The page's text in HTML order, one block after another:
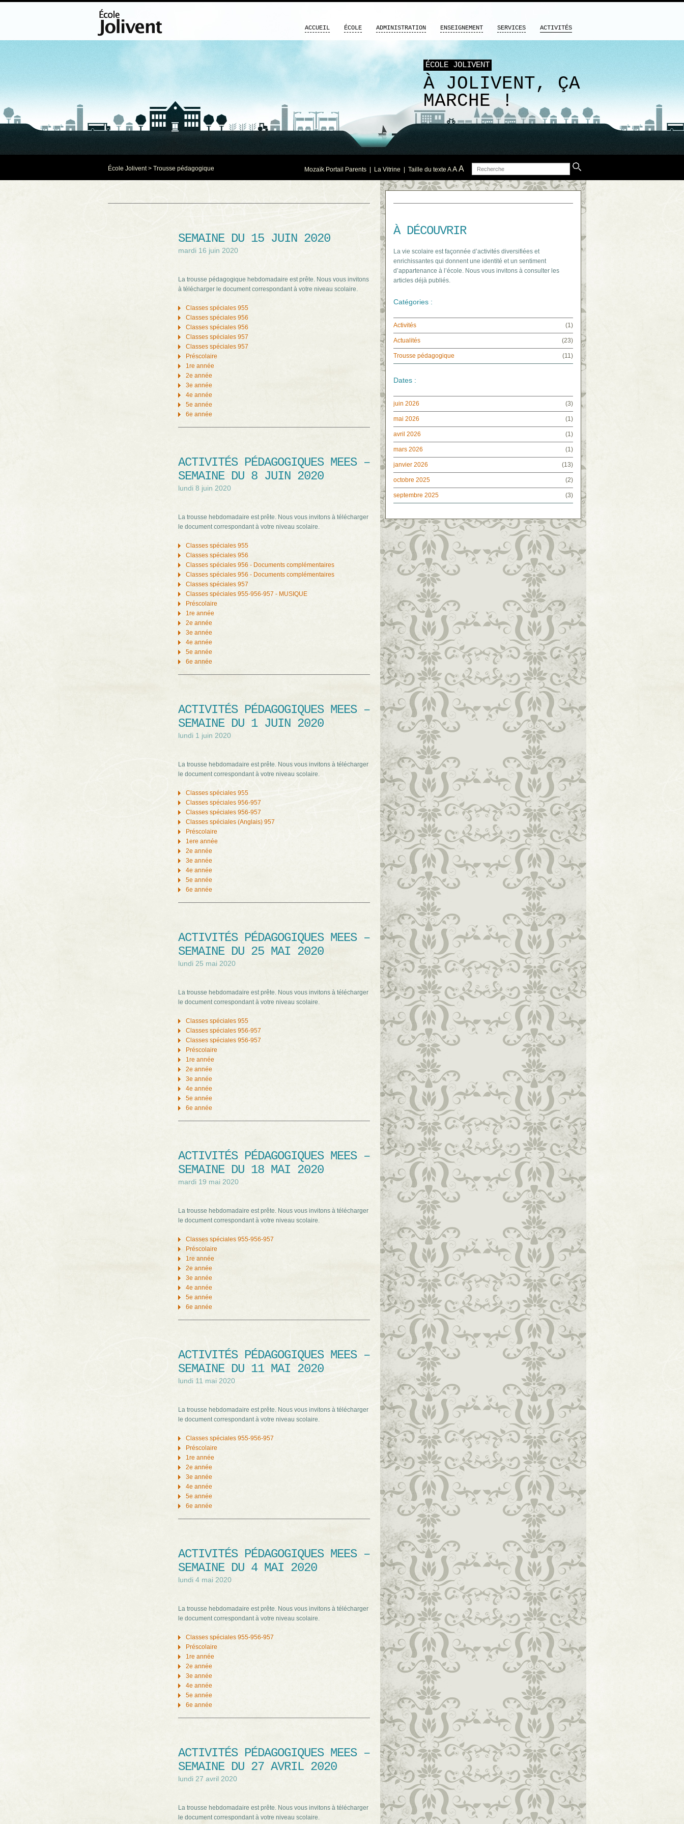
ÉCOLE JOLIVENT
À JOLIVENT, ÇA
MARCHE !
ACCUEIL ÉCOLE ADMINISTRATION ENSEIGNEMENT SERVICES ACTIVITÉS
École Jolivent> Trousse pédagogique Mozaïk Portail Parents La Vitrine | Taille du texte A AA Recherche
SEMAINE DU 15 JUIN 2020
mardi 16 juin 2020
La trousse pédagogique hebdomadaire est prête. Nous vous invitons
à télécharger le document correspondant à votre niveau scolaire.
Classes spéciales 955
Classes spéciales 956
Classes spéciales 956
Classes spéciales 957
Classes spéciales 957
Préscolaire
1re année
2e année
3e année
4e année
5e année
6e année
ACTIVITÉS PÉDAGOGIQUES MEES –
SEMAINE DU 8 JUIN 2020
lundi 8 juin 2020
La trousse hebdomadaire est prête. Nous vous invitons à télécharger
le document correspondant à votre niveau scolaire.
Classes spéciales 955
Classes spéciales 956
Classes spéciales 956 - Documents complémentaires
Classes spéciales 956 - Documents complémentaires
Classes spéciales 957
Classes spéciales 955-956-957 - MUSIQUE
Préscolaire
1re année
2e année
3e année
4e année
5e année
6e année
ACTIVITÉS PÉDAGOGIQUES MEES –
SEMAINE DU 1 JUIN 2020
lundi 1 juin 2020
La trousse hebdomadaire est prête. Nous vous invitons à télécharger
le document correspondant à votre niveau scolaire.
Classes spéciales 955
Classes spéciales 956-957
Classes spéciales 956-957
Classes spéciales (Anglais) 957
Préscolaire
1ere année
2e année
3e année
4e année
5e année
6e année
ACTIVITÉS PÉDAGOGIQUES MEES –
SEMAINE DU 25 MAI 2020
lundi 25 mai 2020
La trousse hebdomadaire est prête. Nous vous invitons à télécharger
le document correspondant à votre niveau scolaire.
Classes spéciales 955
Classes spéciales 956-957
Classes spéciales 956-957
Préscolaire
1re année
2e année
3e année
4e année
5e année
6e année
ACTIVITÉS PÉDAGOGIQUES MEES –
SEMAINE DU 18 MAI 2020
mardi 19 mai 2020
La trousse hebdomadaire est prête. Nous vous invitons à télécharger
le document correspondant à votre niveau scolaire.
Classes spéciales 955-956-957
Préscolaire
1re année
2e année
3e année
4e année
5e année
6e année
ACTIVITÉS PÉDAGOGIQUES MEES –
SEMAINE DU 11 MAI 2020
lundi 11 mai 2020
La trousse hebdomadaire est prête. Nous vous invitons à télécharger
le document correspondant à votre niveau scolaire.
Classes spéciales 955-956-957
Préscolaire
1re année
2e année
3e année
4e année
5e année
6e année
ACTIVITÉS PÉDAGOGIQUES MEES –
SEMAINE DU 4 MAI 2020
lundi 4 mai 2020
La trousse hebdomadaire est prête. Nous vous invitons à télécharger
le document correspondant à votre niveau scolaire.
Classes spéciales 955-956-957
Préscolaire
1re année
2e année
3e année
4e année
5e année
6e année
ACTIVITÉS PÉDAGOGIQUES MEES –
SEMAINE DU 27 AVRIL 2020
lundi 27 avril 2020
La trousse hebdomadaire est prête. Nous vous invitons à télécharger
le document correspondant à votre niveau scolaire.
À DÉCOUVRIR
La vie scolaire est façonnée d’activités diversifiées et
enrichissantes qui donnent une identité et un sentiment
d’appartenance à l’école. Nous vous invitons à consulter les
articles déjà publiés.
Catégories :
Activités (1)
Actualités (23)
Trousse pédagogique (11)
Dates :
juin 2026 (3)
mai 2026 (1)
avril 2026 (1)
mars 2026 (1)
janvier 2026 (13)
octobre 2025 (2)
septembre 2025 (3)